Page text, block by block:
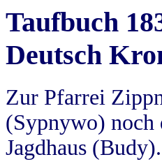
Taufbuch
Deutsch
Zur Pfarrei
(Sypnywo) noch
Jagdhaus